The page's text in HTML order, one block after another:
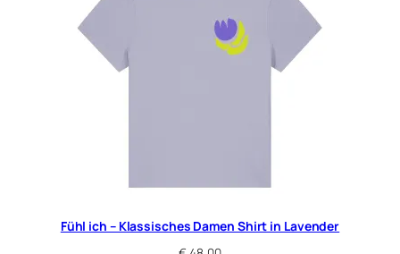
Fühl ich – Klassisches Damen Shirt in Lavender